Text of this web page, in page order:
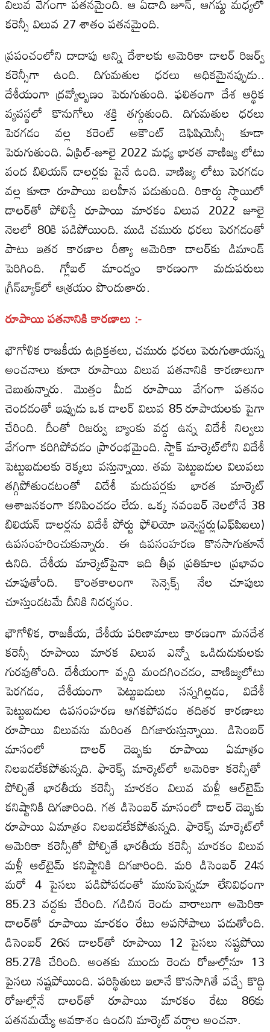
కరెన్సీ విలువ 27 శాతం పతనమైంది.
ప్రపంచంలోని దాదాపు అన్ని దేశాలకు అమెరికా డాలర్‌ రిజర్వ్‌
కరెన్సీగా ఉంది. దిగుమతుల ధరలు అధికమైనప్పుడు..
దేశీయంగా ద్రవ్యోల్బణం పెరుగుతుంది. ఫలితంగా దేశ ఆర్థిక
వ్యవస్థలో కొనుగోలు శక్తి తగ్గుతుంది. దిగుమతుల ధరలు
పెరగడం వల్ల కరెంట్‌ అకౌంట్‌ డెఫిషియెన్సీ కూడా
పెరుగుతుంది. ఏప్రిల్‌-జూలై 2022 మధ్య భారత వాణిజ్య లోటు
వంద బిలియన్‌ డాలర్లకు పైనే ఉంది. వాణిజ్య లోటు పెరగడం
వల్ల కూడా రూపాయి బలహీన పడుతుంది. రికార్డు స్థాయిలో
డాలర్‌తో పోలిస్తే రూపాయి మారకం విలువ 2022 జూలై
నెలలో 80కి పడిపోయింది. ముడి చమురు ధరలు పెరగడంతో
పాటు ఇతర కారణాల రీత్యా అమెరికా డాలర్‌కు డిమాండ్‌
పెరిగింది. గ్లోబల్‌ మాంద్యం కారణంగా మదుపరులు
గ్రీన్‌బ్యాక్‌లో ఆశ్రయం పొందుతారు.
రూపాయి పతనానికి కారణాలు :-
భౌగోళిక రాజకీయ ఉద్రిక్తతలు, చమురు ధరలు పెరుగుతాయన్న
అంచనాలు కూడా రూపాయి విలువ పతనానికి కారణాలుగా
చెబుతున్నారు. మొత్తం మీద రూపాయి వేగంగా పతనం
చెందడంతో ఇప్పుడు ఒక డాలర్‌ విలువ 85 రూపాయలకు పైగా
చేరింది. దీంతో రిజర్వు బ్యాంకు వద్ద ఉన్న విదేశీ నిల్వలు
వేగంగా కరిగిపోవడం ప్రారంభమైంది. స్టాక్‌ మార్కెట్‌లోని విదేశీ
పెట్టుబడులకు రెక్కలు వస్తున్నాయి. తమ పెట్టుబడుల విలువలు
తగ్గిపోతుండటంతో విదేశీ మదుపర్లకు భారత మార్కెట్‌
ఆశాజనకంగా కనిపించడం లేదు. ఒక్క నవంబర్‌ నెలలోనే 38
బిలియన్‌ డాలర్లను విదేశీ పోర్టు ఫోలియో ఇన్వెస్టర్లు(ఎఫ్‌పిఐలు)
ఉపసంహరించుకున్నారు. ఈ ఉపసంహరణ కొనసాగుతూనే
ఉనిది. దేశీయ మార్కెట్‌పైనా ఇది తీవ్ర ప్రతికూల ప్రభావం
చూపుతోంది. కొంతకాలంగా సెన్సెక్స్‌ నేల చూపులు
చూస్తుండటమే దీనికి నిదర్శనం.
భౌగోళిక, రాజకీయ, దేశీయ పరిణామాలు కారణంగా మనదేశ
కరెన్సీ రూపాయి మారక విలువ ఎన్నో ఒడిదుడుకులకు
గురవుతోంది. దేశీయంగా వృద్ధి మందగించడం, వాణిజ్యలోటు
పెరగడం, దేశీయంగా పెట్టుబడులు సన్నగిల్లడం, విదేశీ
పెట్టుబడుల ఉపసంహరణ ఆగకపోవడం తదితర కారణాలు
రూపాయి విలువను మరింత దిగజారుస్తున్నాయి. డిసెంబర్‌
మాసంలో డాలర్‌ దెబ్బకు రూపాయి ఏమాత్రం
నిలబడలేకపోతున్నది. ఫారెక్స్‌ మార్కెట్‌లో అమెరికా కరెన్సీతో
పోల్చితే భారతీయ కరెన్సీ మారకం విలువ మళ్లీ ఆల్‌టైమ్‌
కనిష్టానికి దిగజారింది. గత డిసెంబర్‌ మాసంలో డాలర్‌ దెబ్బకు
రూపాయి ఏమాత్రం నిలబడలేకపోతున్నది. ఫారెక్స్‌ మార్కెట్‌లో
అమెరికా కరెన్సీతో పోల్చితే భారతీయ కరెన్సీ మారకం విలువ
మళ్లీ ఆల్‌టైమ్‌ కనిష్టానికి దిగజారింది. మరి డిసెంబర్‌ 24న
మరో 4 పైసలు పడిపోవడంతో మునుపెన్నడూ లేనివిధంగా
85.23 వద్దకు చేరింది. గడిచిన రెండు వారాలుగా అమెరికా
డాలర్‌తో రూపాయి మారకం రేటు అపసోపాలు పడుతోంది.
డిసెంబర్‌ 26న డాలర్‌తో రూపాయి 12 పైసలు నష్టపోయి
85.27కి చేరింది. అంతకు ముందు రెండు రోజుల్లోనూ 13
పైసలు నష్టపోయింది. పరిస్థితులు ఇలానే కొనసాగితే వచ్చే కొద్ది
రోజుల్లోనే డాలర్‌తో రూపాయి మారకం రేటు 86కు
పతనమయ్యే అవకాశం ఉందని మార్కెట్‌ వర్గాల అంచనా.